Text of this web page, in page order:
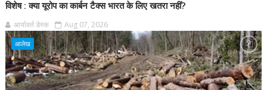
विशेष : क्या यूरोप का कार्बन टैक्स भारत के लिए खतरा नहीं?
आर्यावर्त डेस्क Aug 07, 2026
आलेख